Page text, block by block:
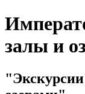
залы и